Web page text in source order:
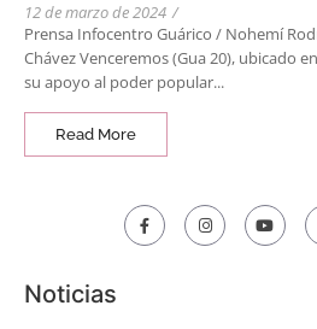
12 de marzo de 2024 /
Prensa Infocentro Guárico / Nohemí
Chávez Venceremos (Gua 20), ubicado
su apoyo al poder popular...
Read More
Noticias